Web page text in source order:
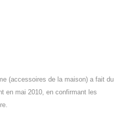
(accessoires de la maison) a fait du
en mai 2010, en confirmant les